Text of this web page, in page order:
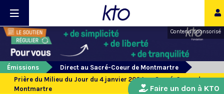
Contenu sponsorisé
Émissions
Direct au Sacré-Coeur de Montmartre
Prière du Milieu du Jour du 4 janvier 2024 au Sacré-Coeur de
Montmartre
Faire un don à KTO